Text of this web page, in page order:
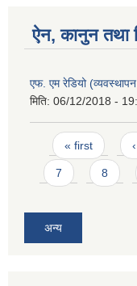
ऐन, कानुन तथा
एफ. एम रेडियो
मिति: 06/12/2018 -
Pages
« first
7 8
अन्य